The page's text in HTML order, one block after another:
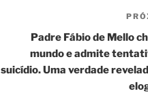
Padre Fábio de Mello
mundo e admite
suicídio. Uma verdade